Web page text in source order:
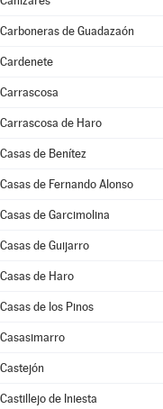
Carboneras de Guadazaón
Cardenete
Carrascosa
Carrascosa de Haro
Casas de Benítez
Casas de Fernando Alonso
Casas de Garcimolina
Casas de Guijarro
Casas de Haro
Casas de los Pinos
Casasimarro
Castejón
Castillejo de Iniesta